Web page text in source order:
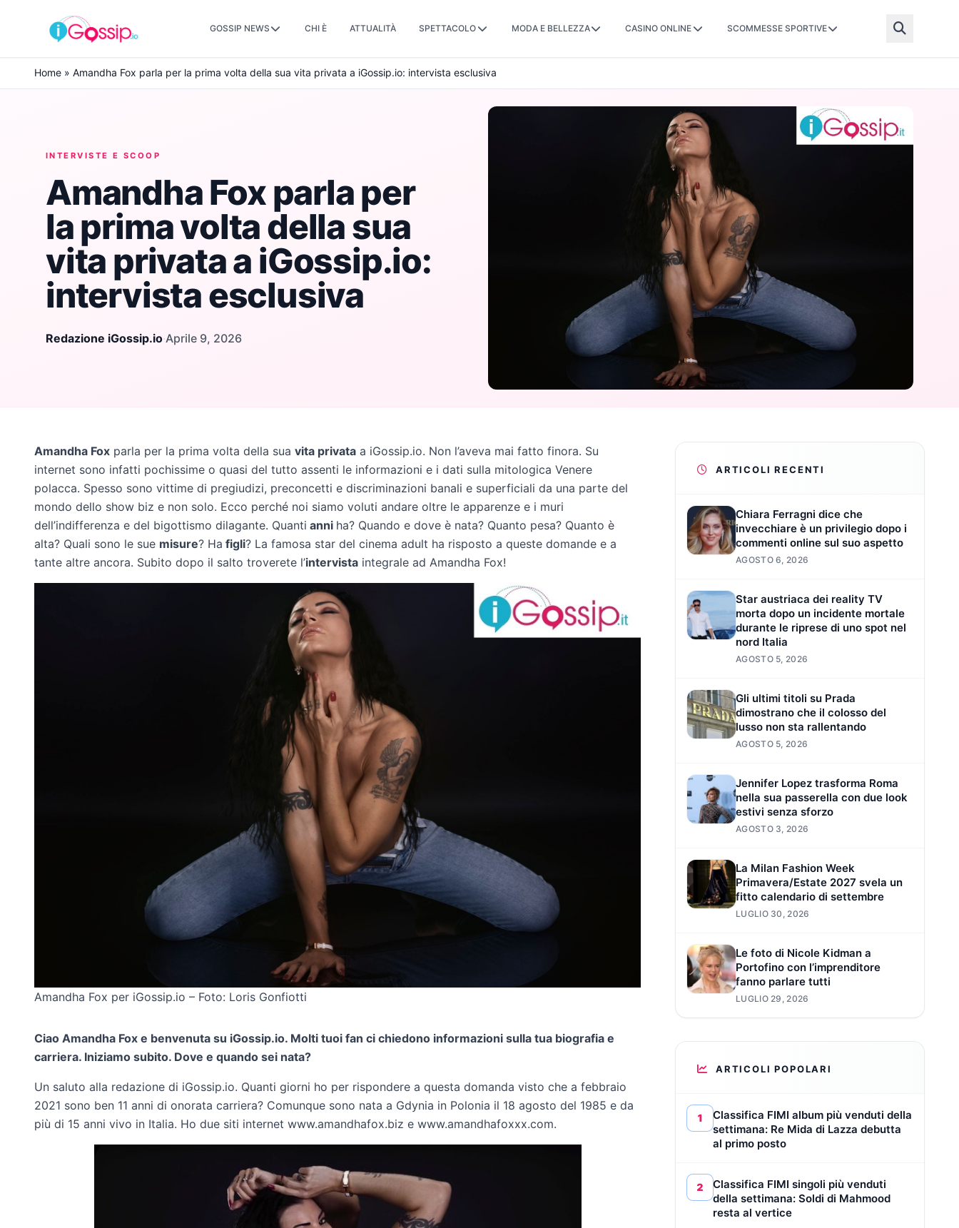
Skip to content
GOSSIP NEWS CHI È ATTUALITÀ SPETTACOLO MODA E BELLEZZA CASINO ONLINE SCOMMESSE SPORTIVE
Home » Amandha Fox parla per la prima volta della sua vita privata a iGossip.io: intervista esclusiva
INTERVISTE E SCOOP
Amandha Fox parla per
la prima volta della sua
vita privata a iGossip.io:
intervista esclusiva
Redazione iGossip.io·Aprile 9, 2026
Amandha Fox parla per la prima volta della sua vita privata a iGossip.io. Non l’aveva mai fatto finora. Su
internet sono infatti pochissime o quasi del tutto assenti le informazioni e i dati sulla mitologica Venere
polacca. Spesso sono vittime di pregiudizi, preconcetti e discriminazioni banali e superficiali da una parte del
mondo dello show biz e non solo. Ecco perché noi siamo voluti andare oltre le apparenze e i muri
dell’indifferenza e del bigottismo dilagante. Quanti anni ha? Quando e dove è nata? Quanto pesa? Quanto è
alta? Quali sono le sue misure? Ha figli? La famosa star del cinema adult ha risposto a queste domande e a
tante altre ancora. Subito dopo il salto troverete l’intervista integrale ad Amandha Fox!
Amandha Fox per iGossip.io – Foto: Loris Gonfiotti
Ciao Amandha Fox e benvenuta su iGossip.io. Molti tuoi fan ci chiedono informazioni sulla tua biografia e
carriera. Iniziamo subito. Dove e quando sei nata?
Un saluto alla redazione di iGossip.io. Quanti giorni ho per rispondere a questa domanda visto che a febbraio
2021 sono ben 11 anni di onorata carriera? Comunque sono nata a Gdynia in Polonia il 18 agosto del 1985 e da
più di 15 anni vivo in Italia. Ho due siti internet www.amandhafox.biz e www.amandhafoxxx.com.
ARTICOLI RECENTI
Chiara Ferragni dice che
invecchiare è un privilegio dopo i
commenti online sul suo aspetto
AGOSTO 6, 2026
Star austriaca dei reality TV
morta dopo un incidente mortale
durante le riprese di uno spot nel
nord Italia
AGOSTO 5, 2026
Gli ultimi titoli su Prada
dimostrano che il colosso del
lusso non sta rallentando
AGOSTO 5, 2026
Jennifer Lopez trasforma Roma
nella sua passerella con due look
estivi senza sforzo
AGOSTO 3, 2026
La Milan Fashion Week
Primavera/Estate 2027 svela un
fitto calendario di settembre
LUGLIO 30, 2026
Le foto di Nicole Kidman a
Portofino con l’imprenditore
fanno parlare tutti
LUGLIO 29, 2026
ARTICOLI POPOLARI
1
Classifica FIMI album più venduti della
settimana: Re Mida di Lazza debutta
al primo posto
2
Classifica FIMI singoli più venduti
della settimana: Soldi di Mahmood
resta al vertice